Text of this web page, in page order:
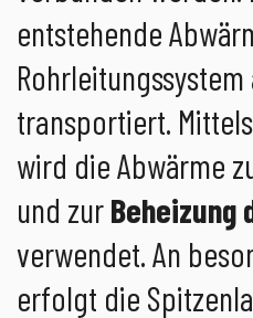
entstehende
transportiert.
wird die Abwärme
und zurBeheizung
verwendet. An
erfolgt die